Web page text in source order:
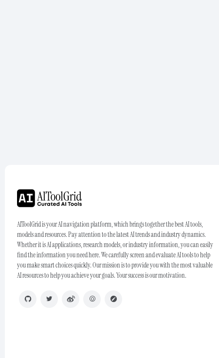
AIToolGrid is your AI navigation platform, which brings together the best AI tools,
models and resources. Pay attention to the latest AI trends and industry dynamics.
Whether it is AI applications, research models, or industry information, you can easily
find the information you need here. We carefully screen and evaluate AI tools to help
you make smart choices quickly. Our mission is to provide you with the most valuable
AI resources to help you achieve your goals. Your success is our motivation.